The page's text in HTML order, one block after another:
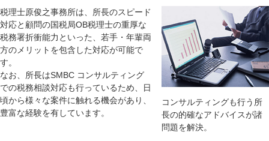
コンサルティングも行う所
長の的確なアドバイスが諸
問題を解決。
税理士原俊之事務所は、所長のスピード
対応と顧問の国税局OB税理士の重厚な
税務署折衝能力といった、若手・年輩両
方のメリットを包含した対応が可能で
す。
なお、所長はSMBC コンサルティング
での税務相談対応も行っているため、日
頃から様々な案件に触れる機会があり、
豊富な経験を有しています。